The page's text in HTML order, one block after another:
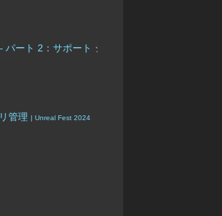
ート 2：サポート システム
管理 | Unreal Fest 2024